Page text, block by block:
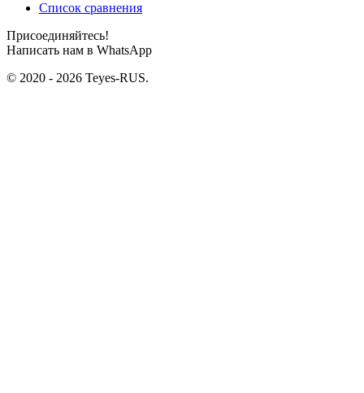
Список сравнения
Присоединяйтесь!
Написать нам в WhatsApp
© 2020 - 2026 Teyes-RUS.